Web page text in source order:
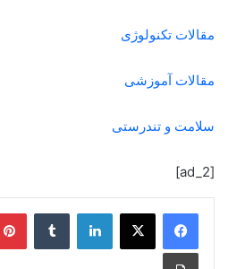
مقالات تکنولوژی
مقالات آموزشی
سلامت و تندرستی
[ad_2]